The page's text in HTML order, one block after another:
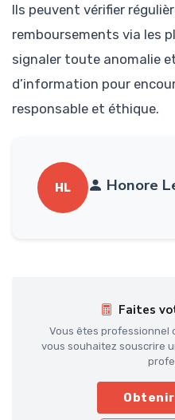
Ils peuvent vérifier
remboursements via les
signaler toute anomalie
d’information pour
responsable et éthique.
HL Honore
Faites
Vous êtes professionnel
vous souhaitez souscrire